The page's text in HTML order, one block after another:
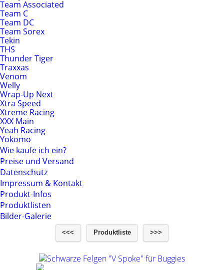
Team Associated
Team C
Team DC
Team Sorex
Tekin
THS
Thunder Tiger
Traxxas
Venom
Welly
Wrap-Up Next
Xtra Speed
Xtreme Racing
XXX Main
Yeah Racing
Yokomo
Wie kaufe ich ein?
Preise und Versand
Datenschutz
Impressum & Kontakt
Produkt-Infos
Produktlisten
Bilder-Galerie
<<< Produktliste >>>